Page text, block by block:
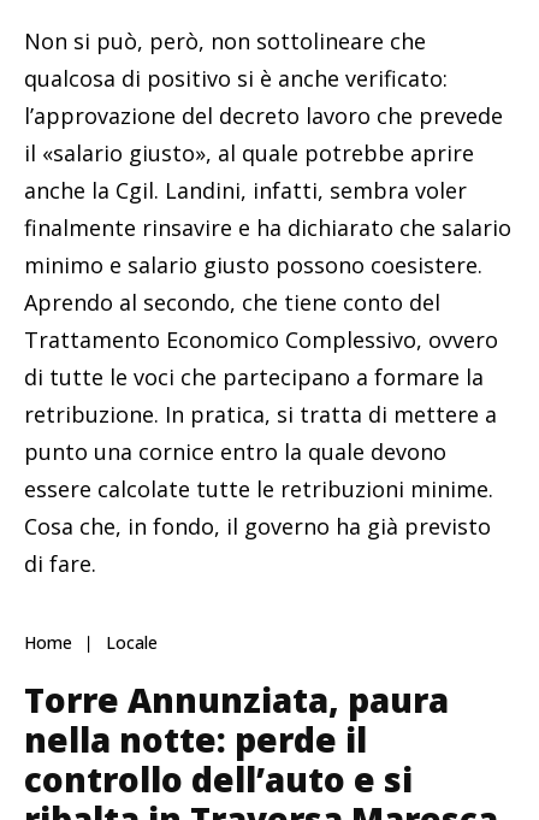
Non si può, però, non sottolineare che
qualcosa di positivo si è anche verificato:
l’approvazione del decreto lavoro che prevede
il «salario giusto», al quale potrebbe aprire
anche la Cgil. Landini, infatti, sembra voler
finalmente rinsavire e ha dichiarato che salario
minimo e salario giusto possono coesistere.
Aprendo al secondo, che tiene conto del
Trattamento Economico Complessivo, ovvero
di tutte le voci che partecipano a formare la
retribuzione. In pratica, si tratta di mettere a
punto una cornice entro la quale devono
essere calcolate tutte le retribuzioni minime.
Cosa che, in fondo, il governo ha già previsto
di fare.
Home Locale
Torre Annunziata, paura
nella notte: perde il
controllo dell’auto e si